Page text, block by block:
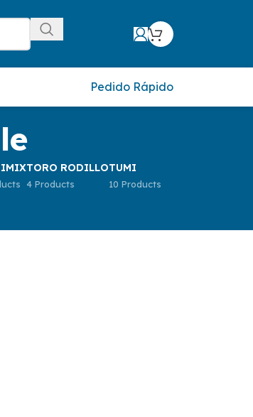
Pedido Rápido
TORO RODILLO
4 Products
TUMI
10 Products